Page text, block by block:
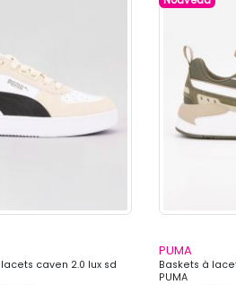
caven 2.0 lux sd
PUMA
Baskets à
PUMA